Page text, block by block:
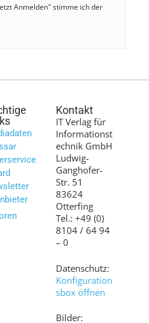
Anmelden" stimme ich der
Kontakt
IT Verlag für
Informationst
echnik GmbH
Ludwig-
Ganghofer-
Str. 51
83624
Otterfing
Tel.: +49 (0)
8104 / 64 94
– 0
Datenschutz:
Konfiguration
sbox öffnen
Bilder: